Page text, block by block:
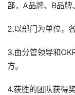
部，A品牌、B品牌
2.以部门为单位，
3.由分管领导和
方。
4.获胜的团队获得奖